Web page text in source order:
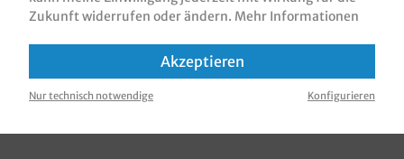
Zukunft widerrufen oder ändern. Mehr Informationen
Akzeptieren
Nur technisch notwendige Konfigurieren